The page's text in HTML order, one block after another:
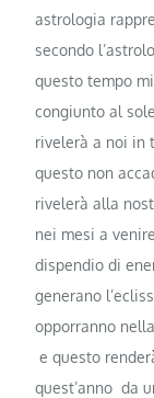
astrologia
secondo
questo tempo
congiunto al
rivelerà a noi in
questo non
rivelerà alla
nei mesi a
dispendio di
generano
opporranno
e questo
quest’anno da